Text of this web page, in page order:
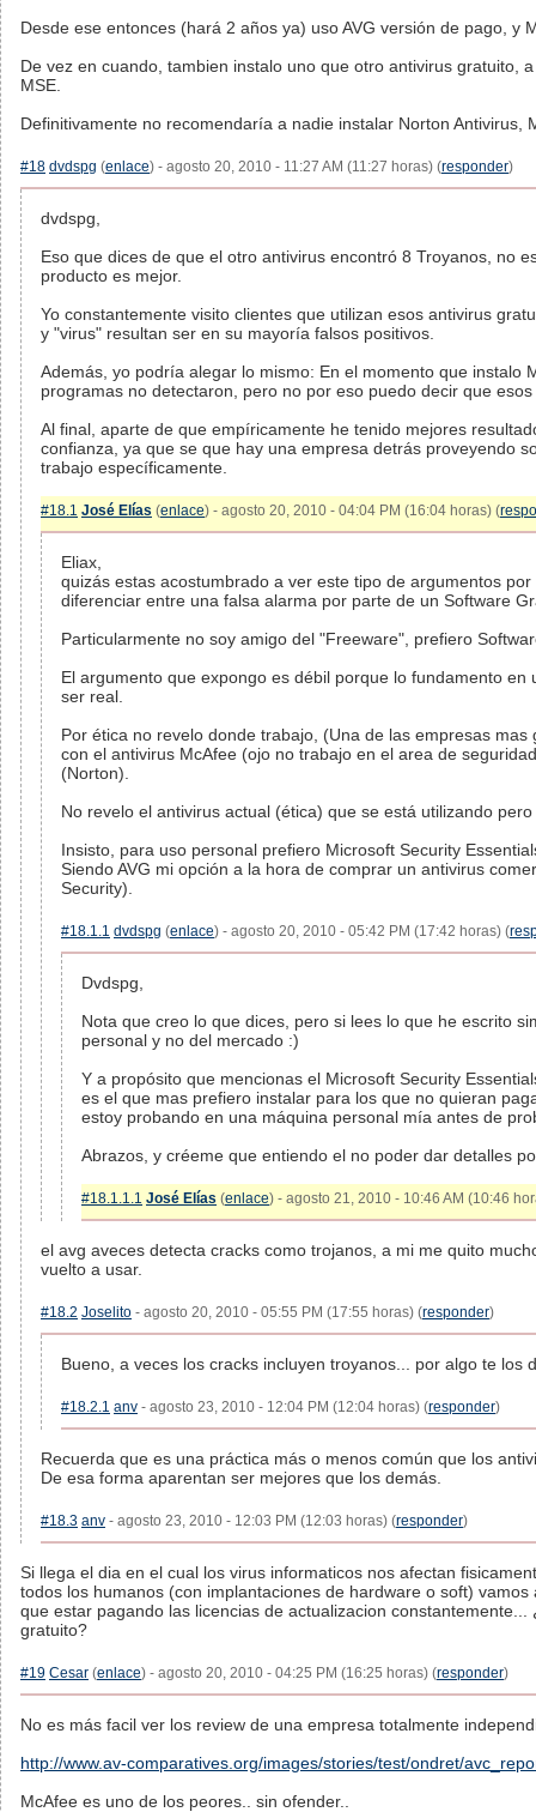
Desde ese entonces (hará 2 años ya) uso AVG versión de pago, y
De vez en cuando, tambien instalo uno que otro antivirus gratuito,
MSE.
Definitivamente no recomendaría a nadie instalar Norton Antivirus,
#18 dvdspg (enlace) - agosto 20, 2010 - 11:27 AM (11:27 horas) (responder)
dvdspg,
Eso que dices de que el otro antivirus encontró 8 Troyanos, no
producto es mejor.
Yo constantemente visito clientes que utilizan esos antivirus
y "virus" resultan ser en su mayoría falsos positivos.
Además, yo podría alegar lo mismo: En el momento que instalo
programas no detectaron, pero no por eso puedo decir que
Al final, aparte de que empíricamente he tenido mejores
confianza, ya que se que hay una empresa detrás proveyendo
trabajo específicamente.
#18.1 José Elías (enlace) - agosto 20, 2010 - 04:04 PM (16:04 horas) (
Eliax,
quizás estas acostumbrado a ver este tipo de argumentos
diferenciar entre una falsa alarma por parte de un Software
Particularmente no soy amigo del "Freeware", prefiero
El argumento que expongo es débil porque lo fundamento
ser real.
Por ética no revelo donde trabajo, (Una de las empresas
con el antivirus McAfee (ojo no trabajo en el area de
(Norton).
No revelo el antivirus actual (ética) que se está utilizando
Insisto, para uso personal prefiero Microsoft Security
Siendo AVG mi opción a la hora de comprar un antivirus
Security).
#18.1.1 dvdspg (enlace) - agosto 20, 2010 - 05:42 PM (17:42 horas) (
Dvdspg,
Nota que creo lo que dices, pero si lees lo que he escrito
personal y no del mercado :)
Y a propósito que mencionas el Microsoft Security
es el que mas prefiero instalar para los que no quieran
estoy probando en una máquina personal mía antes de
Abrazos, y créeme que entiendo el no poder dar detalles
#18.1.1.1 José Elías (enlace) - agosto 21, 2010 - 10:46 AM (10:46
el avg aveces detecta cracks como trojanos, a mi me quito
vuelto a usar.
#18.2 Joselito - agosto 20, 2010 - 05:55 PM (17:55 horas) (responder)
Bueno, a veces los cracks incluyen troyanos... por algo te los
#18.2.1 anv - agosto 23, 2010 - 12:04 PM (12:04 horas) (responder)
Recuerda que es una práctica más o menos común que los
De esa forma aparentan ser mejores que los demás.
#18.3 anv - agosto 23, 2010 - 12:03 PM (12:03 horas) (responder)
Si llega el dia en el cual los virus informaticos nos afectan
todos los humanos (con implantaciones de hardware o soft)
que estar pagando las licencias de actualizacion
gratuito?
#19 Cesar (enlace) - agosto 20, 2010 - 04:25 PM (16:25 horas) (responder)
No es más facil ver los review de una empresa totalmente
http://www.av-comparatives.org/images/stories/test/ondret/
McAfee es uno de los peores.. sin ofender..